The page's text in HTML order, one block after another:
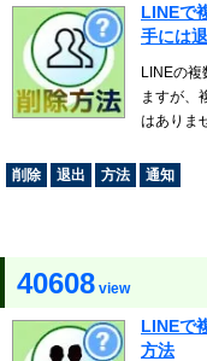
LINEで
手には
LINEの複
ますが、
はありま
削除
退出 方法 通知
40608 view
LINEで
方法